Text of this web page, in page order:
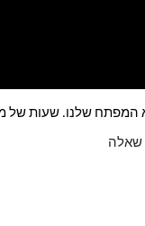
שלנו. שעות של
שאלה